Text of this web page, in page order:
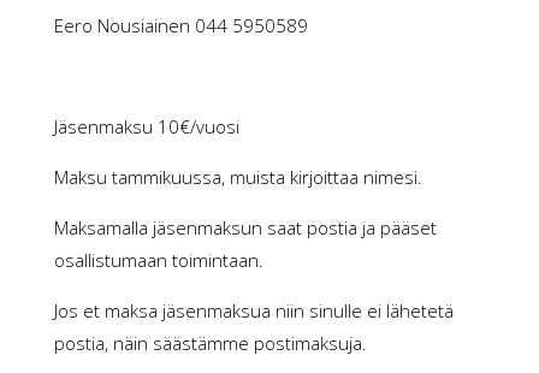
Eero Nousiainen 044 5950589
Jäsenmaksu 10€/vuosi
Maksu tammikuussa, muista kirjoittaa nimesi.
Maksamalla jäsenmaksun saat postia ja pääset
osallistumaan toimintaan.
Jos et maksa jäsenmaksua niin sinulle ei lähetetä
postia, näin säästämme postimaksuja.